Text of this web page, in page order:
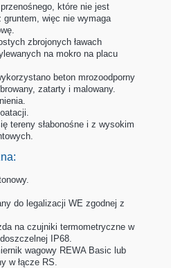
które nie jest
gruntem, więc nie wymaga
zbrojonych ławach
na mokro na placu
beton mrozoodporny
zatarty i malowany.
tereny słabonośne i z wysokim
do legalizacji WE zgodnej z
na czujniki termometryczne w
IP68.
wagowy REWA Basic lub
w łącze RS.